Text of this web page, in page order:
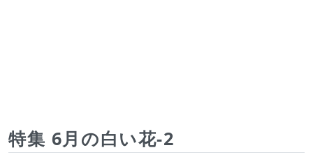
特集 6月の白い花-2